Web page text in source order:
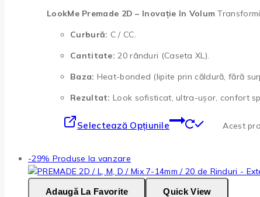
LookMe Premade 2D – Inovație în Volum
Curbură: C / CC.
Cantitate: 20 rânduri (Caseta XL).
Baza: Heat-bonded (lipite prin căldură, fără
Rezultat: Look sofisticat, ultra-ușor, confort
Selectează Opțiunile Acest
-29% Produse la vanzare
Adaugă La Favorite Quick View